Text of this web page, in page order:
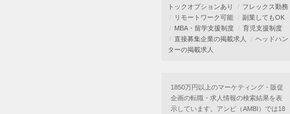
トックオプションあり
フレックス勤務
リモートワーク可能
副業してもOK
MBA・留学支援制度
育児支援制度
直接募集企業の掲載求人
ヘッドハン
ターの掲載求人
1850万円以上のマーケティング・販促
企画の転職・求人情報の検索結果を表
示しています。アンビ（AMBI）では18